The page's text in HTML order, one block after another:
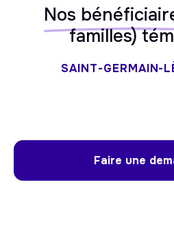
Nos
familles)
SAINT-GERMAIN-
Faire une